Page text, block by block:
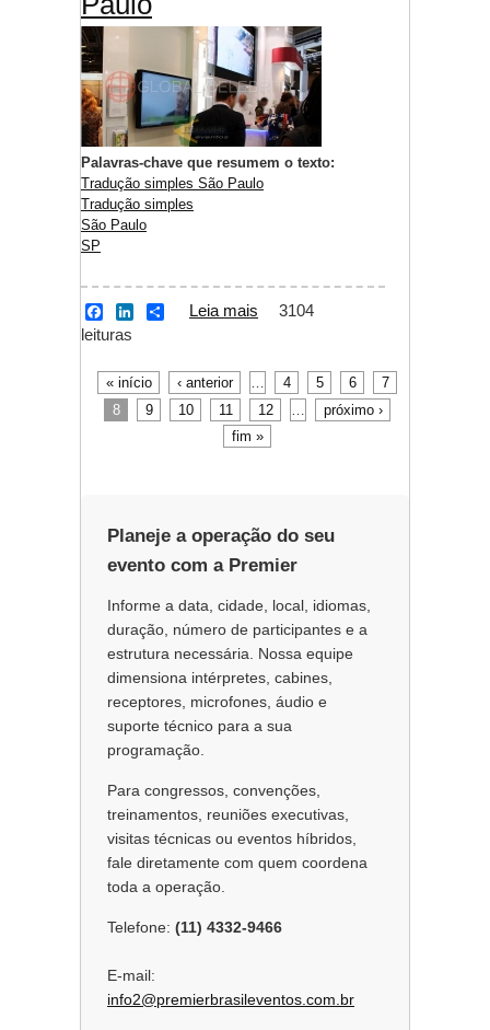
Palavras-chave que resumem o texto:
Tradução simples São Paulo
Tradução simples
São Paulo
SP
a
c
b
o
e
d
Leia mais sobre Tradução
3104
leituras
Páginas
« início ‹ anterior … 4 5 6
7
8
9 10 11 12
próximo ›
fim »
Planeje a operação do seu
evento com a Premier
Informe a data, cidade, local, idiomas,
duração, número de participantes e a
estrutura necessária. Nossa equipe
dimensiona intérpretes, cabines,
receptores, microfones, áudio e
suporte técnico para a sua
programação.
Para congressos, convenções,
treinamentos, reuniões executivas,
visitas técnicas ou eventos híbridos,
fale diretamente com quem coordena
toda a operação.
Telefone: (11) 4332-9466
E-mail:
info2@premierbrasileventos.com.br